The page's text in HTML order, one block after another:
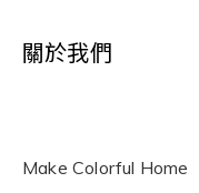
關於我們
Make Colorful Home